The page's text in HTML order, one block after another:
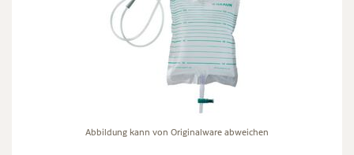
Abbildung kann von Originalware abweichen